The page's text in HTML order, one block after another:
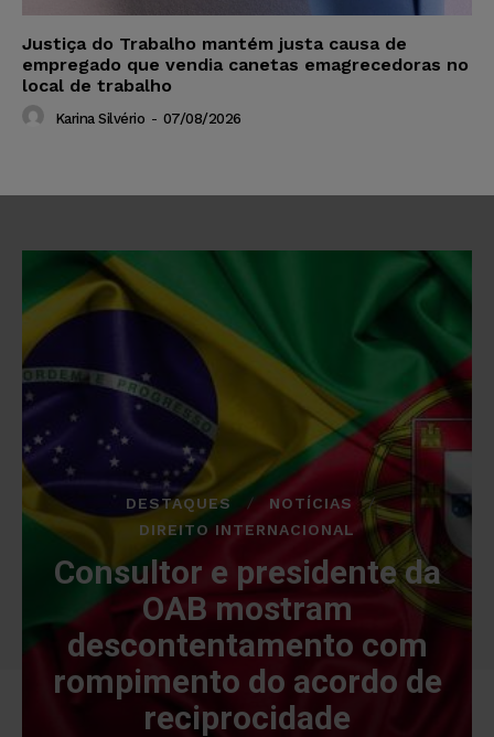
Justiça do Trabalho mantém justa causa de
empregado que vendia canetas emagrecedoras no
local de trabalho
Karina Silvério - 07/08/2026